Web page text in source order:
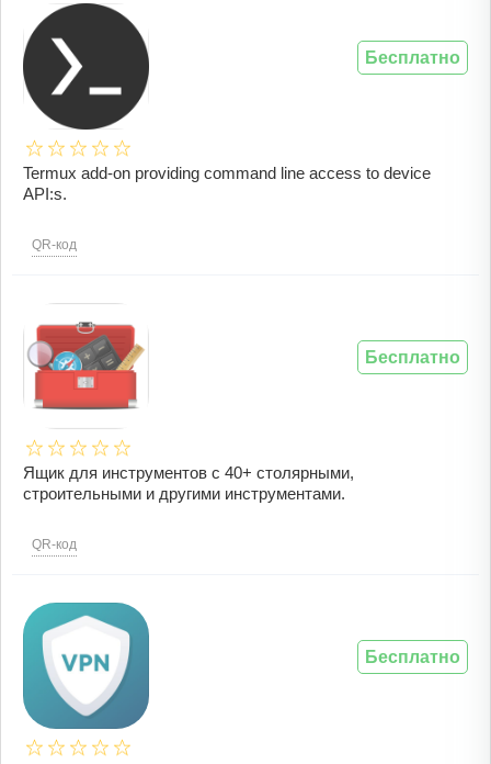
Termux add-on providing command line access to device
API:s.
QR-код
Бесплатно
Ящик для инструментов с 40+ столярными,
строительными и другими инструментами.
QR-код
Бесплатно
Бесплатно